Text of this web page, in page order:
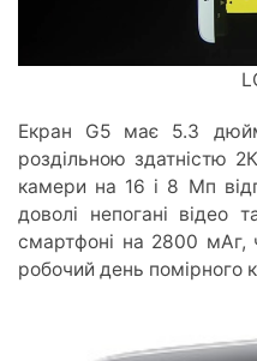
Екран G5 має 5.3
роздільною здатністю
камери на 16 і 8 Мп
доволі непогані відео
смартфоні на 2800 мАг,
робочий день помірного